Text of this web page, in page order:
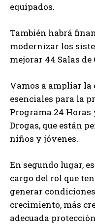
equipados.
También habrá
modernizar los
mejorar 44 Salas
Vamos a ampliar la
esenciales para la
Programa 24 Horas
Drogas, que están
niños y jóvenes.
En segundo lugar,
cargo del rol que
generar
crecimiento, más
adecuada